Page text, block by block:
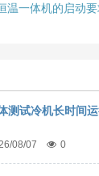
温一体机的启动
测试冷机长时间
08/07 0